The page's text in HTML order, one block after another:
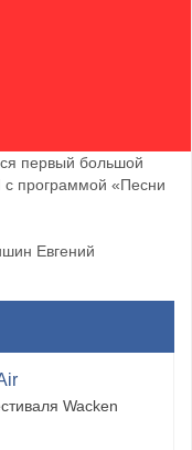
первый большой
программой «Песни
Евгений
Wacken